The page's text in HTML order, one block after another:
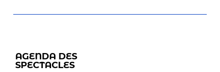
AGENDA DES
SPECTACLES